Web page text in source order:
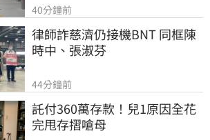
40分鐘前
律師詐慈濟仍接機BNT 同框陳
時中、張淑芬
44分鐘前
託付360萬存款！兒1原因全花
完甩存摺嗆母